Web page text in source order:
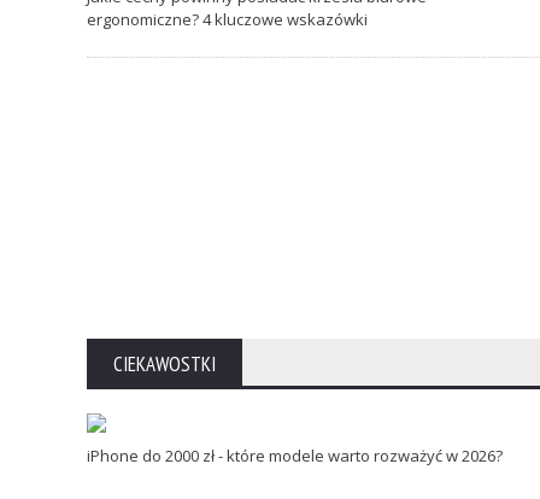
ergonomiczne? 4 kluczowe wskazówki
CIEKAWOSTKI
iPhone do 2000 zł - które modele warto
12 MARCA 2026 0
iPhone do 2000 zł - które modele warto rozważyć w 2026?